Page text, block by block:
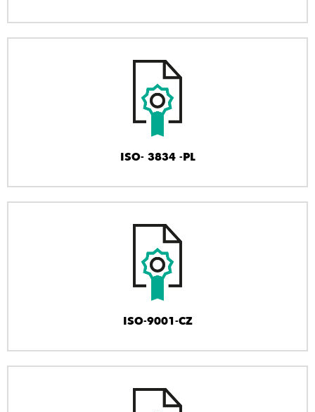
ISO- 3834 -PL
ISO-9001-CZ